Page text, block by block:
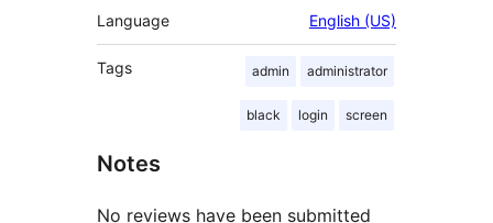
Language English (US)
Tags admin administrator
black login screen
Notes
No reviews have been submitted